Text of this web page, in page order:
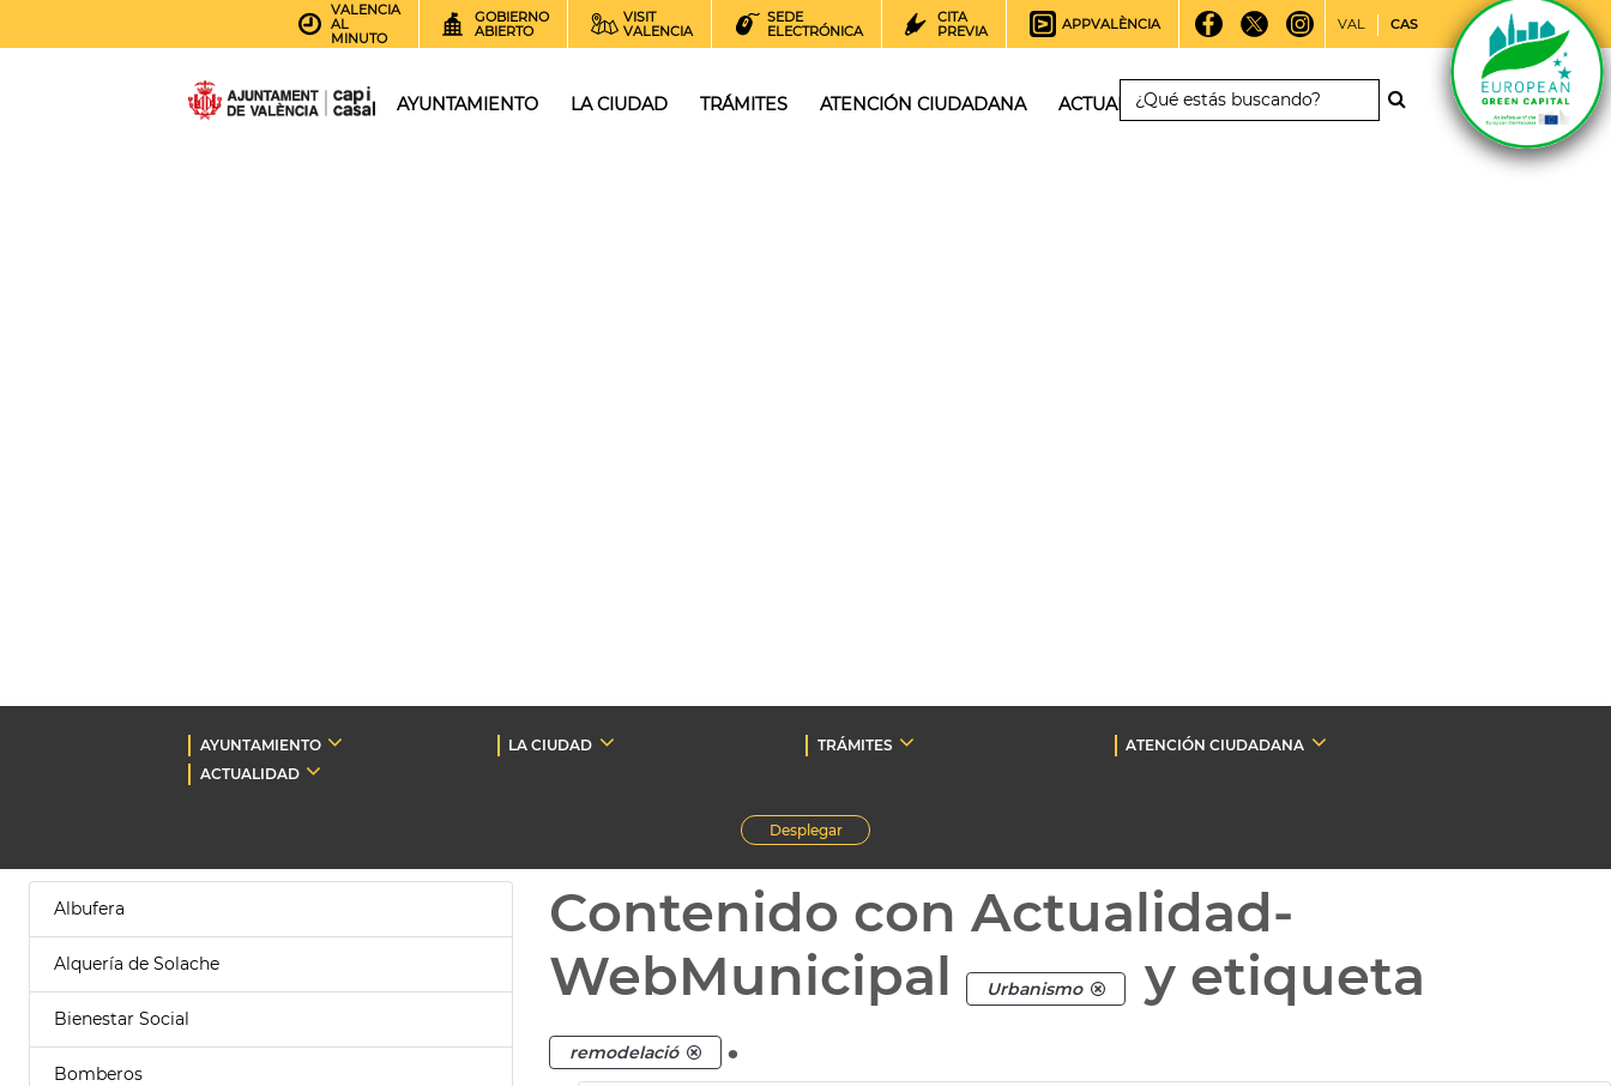
VALENCIA
AL
MINUTO
GOBIERNO
ABIERTO
VISIT
VALENCIA
SEDE
ELECTRÓNICA
CITA
PREVIA
APPVALÈNCIA VAL CAS
AYUNTAMIENTO LA CIUDAD TRÁMITES ATENCIÓN CIUDADANA ACTUALIDAD
AYUNTAMIENTO LA CIUDAD TRÁMITES
ATENCIÓN CIUDADANA
ACTUALIDAD
Desplegar
Albufera
Alquería de Solache
Bienestar Social
Bomberos
Contenido con Actualidad-
WebMunicipal
Urbanismo y etiqueta
remodelació .